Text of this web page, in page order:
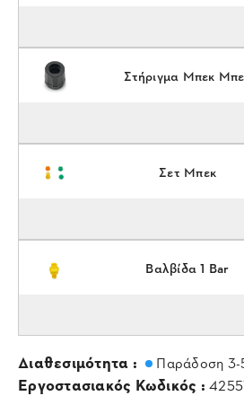
Στήριγμα Μπεκ
Σετ Μπεκ
Βαλβίδα 1 Bar
Διαθεσιμότητα : Παράδοση 3-
Εργοστασιακός Κωδικός :